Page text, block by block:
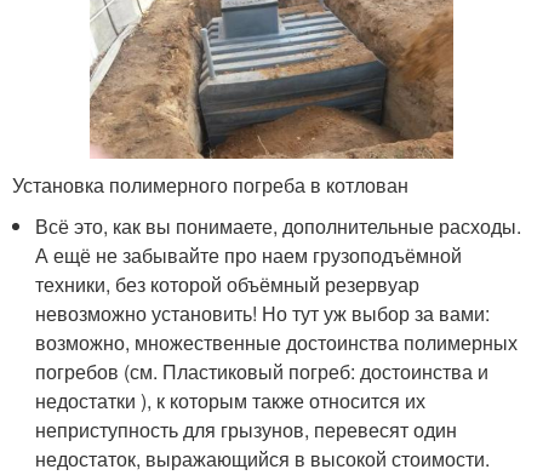
Установка полимерного погреба в котлован
Всё это, как вы понимаете, дополнительные расходы.
А ещё не забывайте про наем грузоподъёмной
техники, без которой объёмный резервуар
невозможно установить! Но тут уж выбор за вами:
возможно, множественные достоинства полимерных
погребов (см. Пластиковый погреб: достоинства и
недостатки ), к которым также относится их
неприступность для грызунов, перевесят один
недостаток, выражающийся в высокой стоимости.